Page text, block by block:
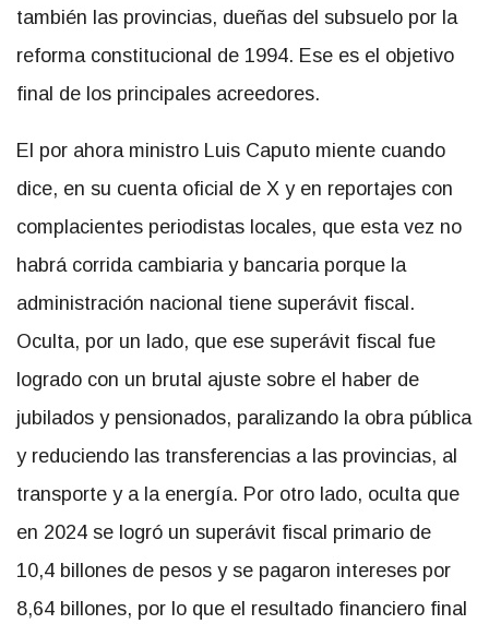
también las provincias, dueñas del subsuelo por la
reforma constitucional de 1994. Ese es el objetivo
final de los principales acreedores.
El por ahora ministro Luis Caputo miente cuando
dice, en su cuenta oficial de X y en reportajes con
complacientes periodistas locales, que esta vez no
habrá corrida cambiaria y bancaria porque la
administración nacional tiene superávit fiscal.
Oculta, por un lado, que ese superávit fiscal fue
logrado con un brutal ajuste sobre el haber de
jubilados y pensionados, paralizando la obra pública
y reduciendo las transferencias a las provincias, al
transporte y a la energía. Por otro lado, oculta que
en 2024 se logró un superávit fiscal primario de
10,4 billones de pesos y se pagaron intereses por
8,64 billones, por lo que el resultado financiero final